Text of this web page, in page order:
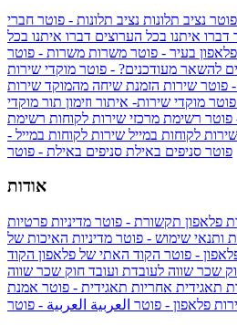
נציב תלונות נציב תלונות - פוטר חברי
דברו איתנו בכל הערוצים דברו איתנו בכל
פלאפון בעיר - פוטר משרות משרות - פוטר
להשאר מעודכנים? - פוטר מוקדי שירות
פוטר שירות הזמנת שיחה מהמוקד שירות
מוקדי שירות- איתור וזימון תור מוקדי
פוטר רשימת מרכזי שירות לקוחות רשימת
שירות לקוחות במייל שירות לקוחות במייל -
פוטר סניפים באילת סניפים באילת - פוטר
אודות
פלאפון תקשורת - פוטר מדיניות פרטיות
ותנאי שימוש - פוטר מדיניות האיכות של
- פוטר הקוד האתי של פלאפון הקוד
שכר שווה לעובדת ועובד חוק שכר שווה
תאגידית אחריות תאגידית - פוטר אמנת
פלאפון - פוטר العربية العربية - פוטר